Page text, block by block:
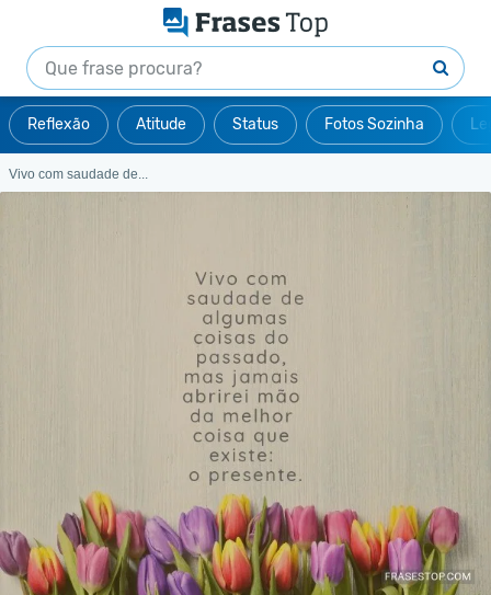
Reflexão Atitude Status Fotos Sozinha
Vivo com saudade de...